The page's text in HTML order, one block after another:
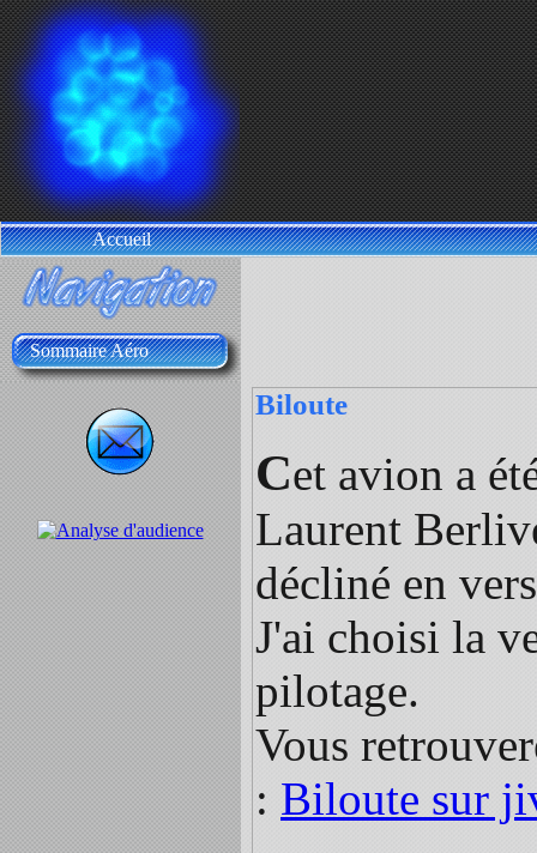
Accueil
Sommaire Aéro
Biloute
Cet avion a
Laurent
décliné en
J'ai choisi la
pilotage.
Vous
: Biloute sur